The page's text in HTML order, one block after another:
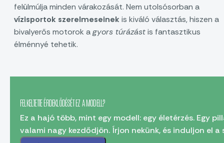
felülmúlja minden várakozását. Nem utolsósorban a
vízisportok szerelmeseinek is kiváló választás, hiszen a
bivalyerős motorok agyors túrázástis fantasztikus
élménnyé tehetik.
FELKELTETTE ÉRDEKLŐDÉSÉT EZ A MODELL?
Ez a hajó több, mint egy modell: egy életérzés. Egy
valami nagy kezdődjön. Írjon nekünk, és induljon el